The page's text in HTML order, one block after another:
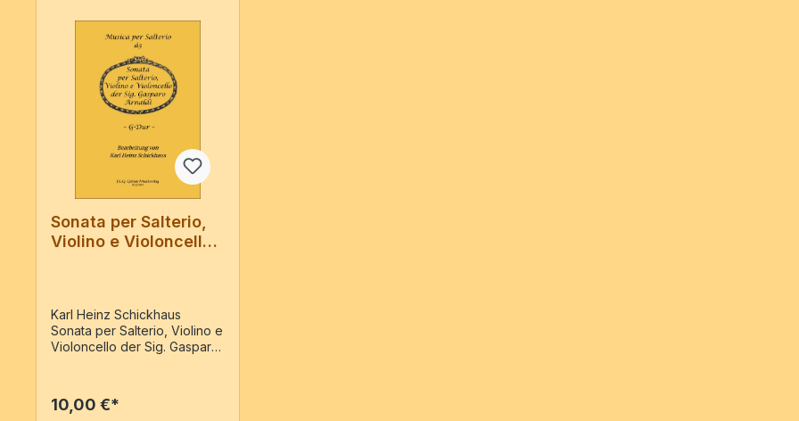
Sonata per Salterio,
Violino e Violoncello
Karl Heinz Schickhaus
Sonata per Salterio, Violino e
Violoncello der Sig. Gasparo
beiden Triosonaten für
10,00 €*